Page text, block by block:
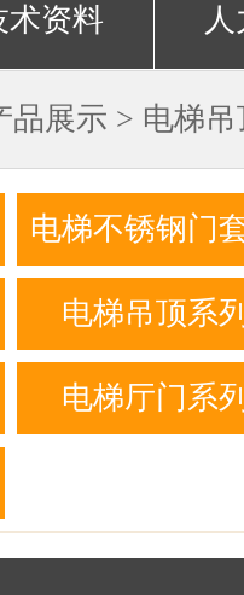
术资料
品展示 > 电梯
电梯不锈钢门
列
电梯吊顶系
电梯厅门系